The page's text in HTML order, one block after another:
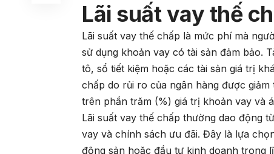
Lãi suất vay thế
Lãi suất vay thế chấp là mức phí mà
sử dụng khoản vay có tài sản đảm bảo.
tô, sổ tiết kiệm hoặc các tài sản giá trị
chấp do rủi ro của ngân hàng được
trên phần trăm (%) giá trị khoản vay và
Lãi suất vay thế chấp thường dao động
vay và chính sách ưu đãi. Đây là lựa
động sản hoặc đầu tư kinh doanh trong